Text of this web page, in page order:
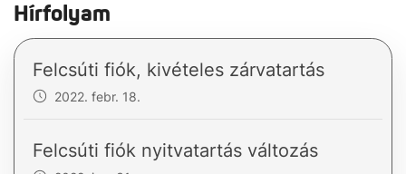
Hírfolyam
Felcsúti fiók, kivételes zárvatartás
2022. febr. 18.
Felcsúti fiók nyitvatartás változás